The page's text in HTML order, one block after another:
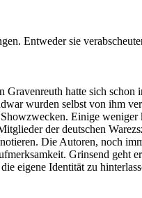
Entweder sie
hatte sich schon
wurden selbst von ihm
Einige
der deutschen
Die Autoren, noch
Grinsend geht
eigene Identität zu